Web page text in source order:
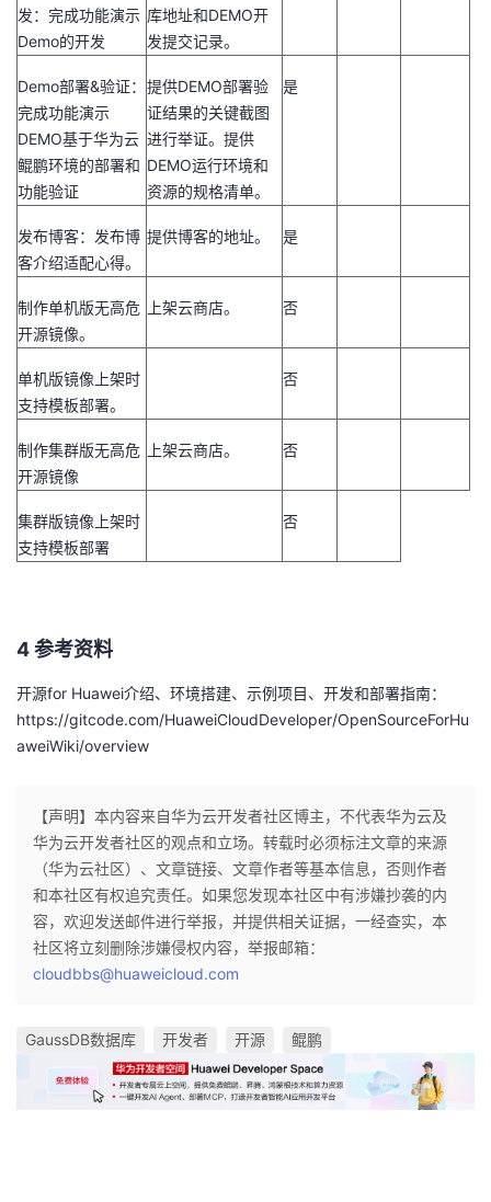
发：完成功能演示
Demo的开发
库地址和DEMO开
发提交记录。
Demo部署&验证：
完成功能演示
DEMO基于华为云
鲲鹏环境的部署和
功能验证
提供DEMO部署验
证结果的关键截图
进行举证。提供
DEMO运行环境和
资源的规格清单。
是
发布博客：发布博
客介绍适配心得。
提供博客的地址。 是
制作单机版无高危
开源镜像。
上架云商店。 否
单机版镜像上架时
支持模板部署。
否
制作集群版无高危
开源镜像
上架云商店。 否
集群版镜像上架时
支持模板部署
否
4 参考资料
开源for Huawei介绍、环境搭建、示例项目、开发和部署指南：
https://gitcode.com/HuaweiCloudDeveloper/OpenSourceForHu
aweiWiki/overview
【声明】本内容来自华为云开发者社区博主，不代表华为云及
华为云开发者社区的观点和立场。转载时必须标注文章的来源
（华为云社区）、文章链接、文章作者等基本信息，否则作者
和本社区有权追究责任。如果您发现本社区中有涉嫌抄袭的内
容，欢迎发送邮件进行举报，并提供相关证据，一经查实，本
社区将立刻删除涉嫌侵权内容，举报邮箱：
cloudbbs@huaweicloud.com
GaussDB数据库 开发者 开源 鲲鹏